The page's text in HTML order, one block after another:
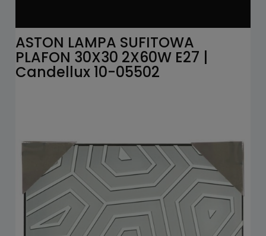
ASTON LAMPA SUFITOWA
PLAFON 30X30 2X60W E27 |
Candellux 10-05502